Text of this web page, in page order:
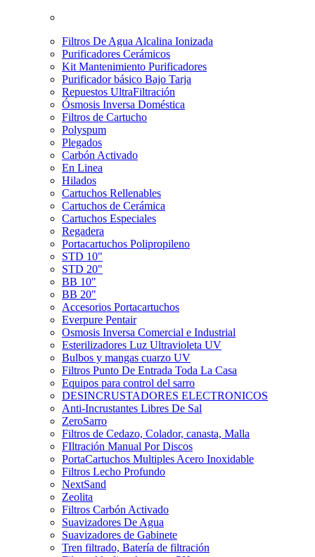
Filtros De Agua Alcalina Ionizada
Purificadores Cerámicos
Kit Mantenimiento Purificadores
Purificador básico Bajo Tarja
Repuestos UltraFiltración
Ósmosis Inversa Doméstica
Filtros de Cartucho
Polyspum
Plegados
Carbón Activado
En Linea
Hilados
Cartuchos Rellenables
Cartuchos de Cerámica
Cartuchos Especiales
Regadera
Portacartuchos Polipropileno
STD 10"
STD 20"
BB 10"
BB 20"
Accesorios Portacartuchos
Everpure Pentair
Osmosis Inversa Comercial e Industrial
Esterilizadores Luz Ultravioleta UV
Bulbos y mangas cuarzo UV
Filtros Punto De Entrada Toda La Casa
Equipos para control del sarro
DESINCRUSTADORES ELECTRONICOS
Anti-Incrustantes Libres De Sal
ZeroSarro
Filtros de Cedazo, Colador, canasta, Malla
FIltración Manual Por Discos
PortaCartuchos Multiples Acero Inoxidable
Filtros Lecho Profundo
NextSand
Zeolita
Filtros Carbón Activado
Suavizadores De Agua
Suavizadores de Gabinete
Tren filtrado, Batería de filtración